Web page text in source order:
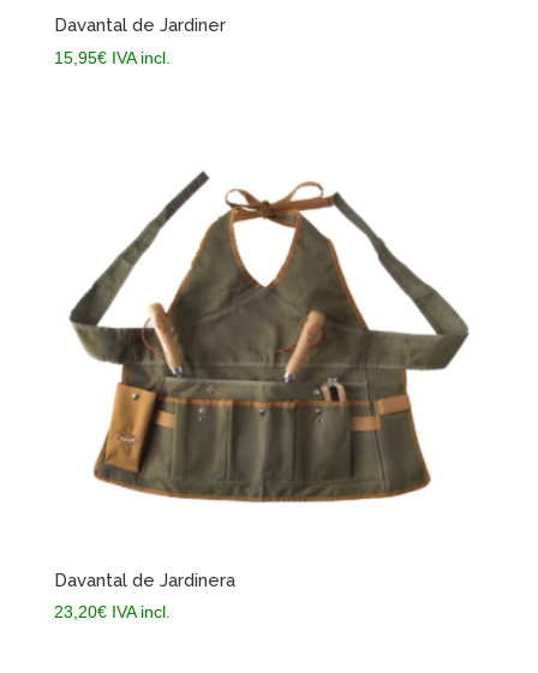
Davantal de Jardiner
15,95€ IVA incl.
Davantal de Jardinera
23,20€ IVA incl.